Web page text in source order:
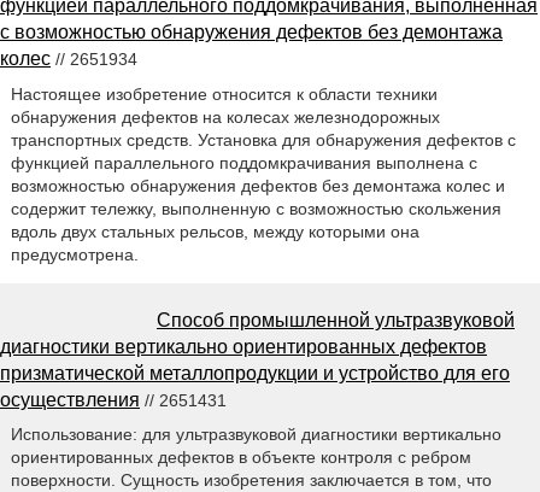
функцией параллельного поддомкрачивания, выполненная
с возможностью обнаружения дефектов без демонтажа
колес // 2651934
Настоящее изобретение относится к области техники
обнаружения дефектов на колесах железнодорожных
транспортных средств. Установка для обнаружения дефектов с
функцией параллельного поддомкрачивания выполнена с
возможностью обнаружения дефектов без демонтажа колес и
содержит тележку, выполненную с возможностью скольжения
вдоль двух стальных рельсов, между которыми она
предусмотрена.
Способ промышленной ультразвуковой
диагностики вертикально ориентированных дефектов
призматической металлопродукции и устройство для его
осуществления // 2651431
Использование: для ультразвуковой диагностики вертикально
ориентированных дефектов в объекте контроля с ребром
поверхности. Сущность изобретения заключается в том, что